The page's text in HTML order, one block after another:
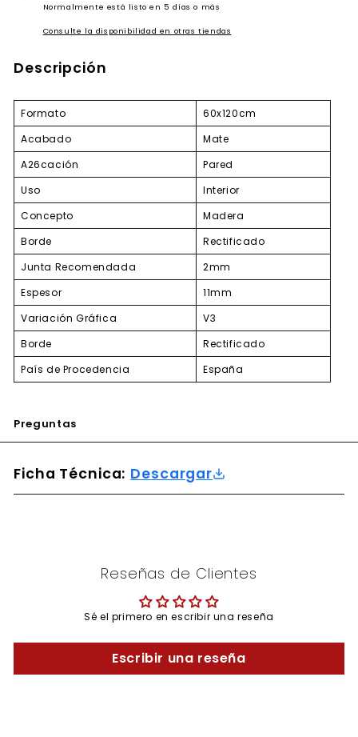
Normalmente está listo en 5 días o más
Consulte la disponibilidad en otras tiendas
Descripción
Formato
60x120cm
Acabado
Mate
A26cación
Pared
Uso
Interior
Concepto
Madera
Borde
Rectificado
Junta Recomendada
2mm
Espesor
11mm
Variación Gráfica
V3
Borde
Rectificado
País de Procedencia
España
Preguntas
Ficha Técnica: Descargar
Reseñas de Clientes
Sé el primero en escribir una reseña
Escribir una reseña